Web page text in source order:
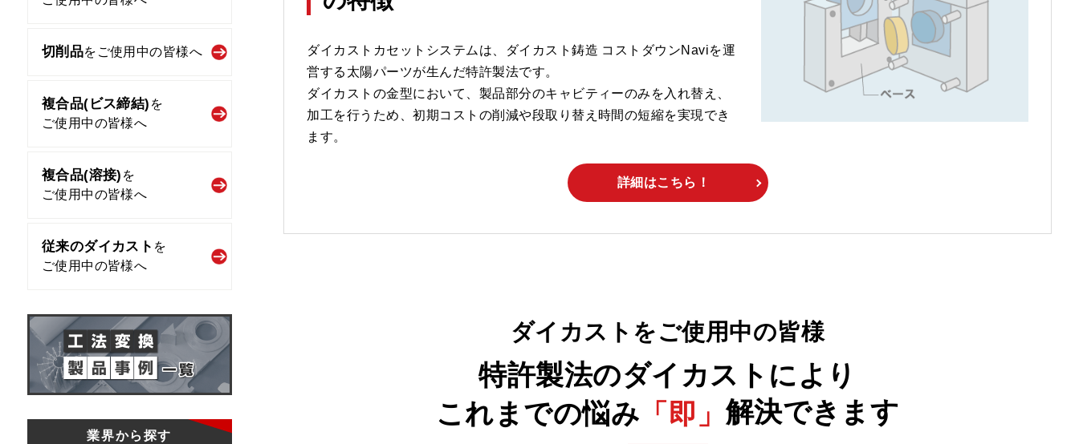
ダイカストカセットシステムは、ダイカスト鋳造 コストダウンNaviを運
営する太陽パーツが生んだ特許製法です。
ダイカストの金型において、製品部分のキャビティーのみを入れ替え、
加工を行うため、初期コストの削減や段取り替え時間の短縮を実現でき
ます。
詳細はこちら！
ダイカスト をご使用中の皆様
特許製法のダイカストにより
これまでの悩み 「即」解決できます
切削品を ご使用中の皆様へ
複合品(ビス締結) を
ご使用中の皆様へ
複合品(溶接) を
ご使用中の皆様へ
従来のダイカスト を
ご使用中の皆様へ
業界から探す